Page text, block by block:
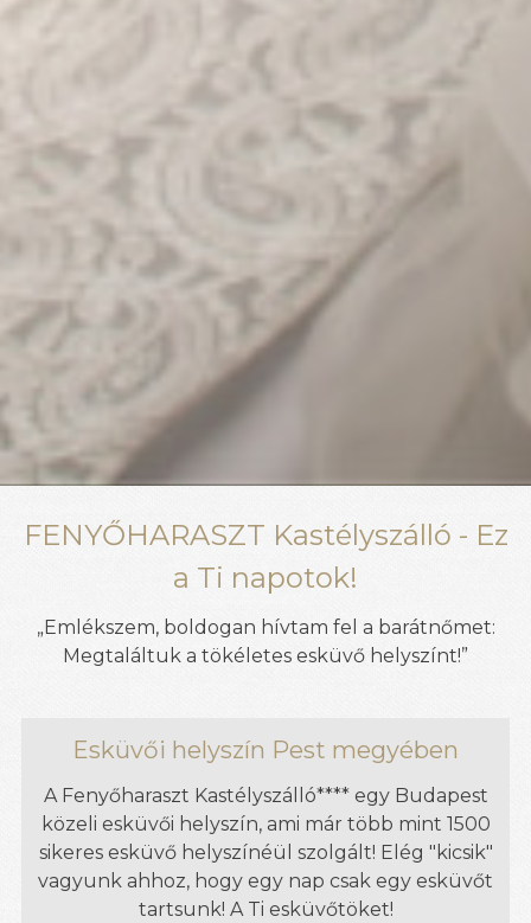
FENYŐHARASZT Kastélyszálló - Ez
a Ti napotok!
„Emlékszem, boldogan hívtam fel a barátnőmet:
Megtaláltuk a tökéletes esküvő helyszínt!”
Esküvői helyszín Pest megyében
A Fenyőharaszt Kastélyszálló**** egy Budapest
közeli esküvői helyszín, ami már több mint 1500
sikeres esküvő helyszínéül szolgált! Elég "kicsik"
vagyunk ahhoz, hogy egy nap csak egy esküvőt
tartsunk! A Ti esküvőtöket!